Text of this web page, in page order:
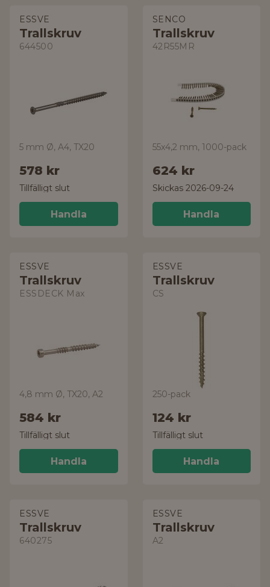
ESSVE
Trallskruv
644500
5 mm Ø, A4, TX20
578 kr
Tillfälligt slut
Handla
SENCO
Trallskruv
42R55MR
55x4,2 mm, 1000-pack
624 kr
Skickas 2026-09-24
Handla
ESSVE
Trallskruv
ESSDECK Max
4,8 mm Ø, TX20, A2
584 kr
Tillfälligt slut
Handla
ESSVE
Trallskruv
CS
250-pack
124 kr
Tillfälligt slut
Handla
ESSVE
Trallskruv
640275
ESSVE
Trallskruv
A2